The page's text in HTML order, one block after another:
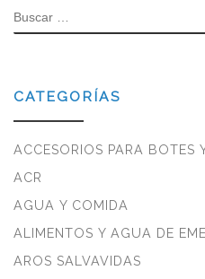
BUSCAR
CATEGORÍAS
ACCESORIOS PARA BOTES
ACR
AGUA Y COMIDA
ALIMENTOS Y AGUA DE
AROS SALVAVIDAS